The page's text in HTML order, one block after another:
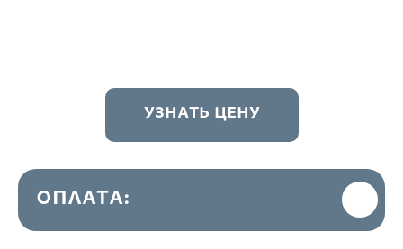
УЗНАТЬ ЦЕНУ
ОПЛАТА: